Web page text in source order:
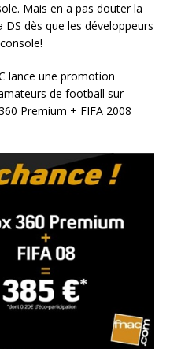
Mais en a pas douter la
dès que les développeurs
lance une promotion
de football sur
Premium + FIFA 2008